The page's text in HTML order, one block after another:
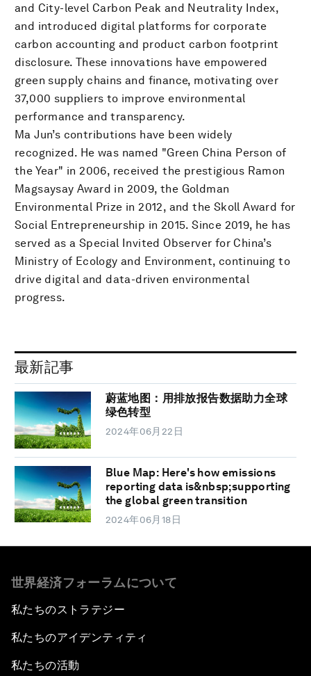
and City-level Carbon Peak and Neutrality Index,
and introduced digital platforms for corporate
carbon accounting and product carbon footprint
disclosure. These innovations have empowered
green supply chains and finance, motivating over
37,000 suppliers to improve environmental
performance and transparency.
Ma Jun’s contributions have been widely
recognized. He was named "Green China Person of
the Year" in 2006, received the prestigious Ramon
Magsaysay Award in 2009, the Goldman
Environmental Prize in 2012, and the Skoll Award for
Social Entrepreneurship in 2015. Since 2019, he has
served as a Special Invited Observer for China’s
Ministry of Ecology and Environment, continuing to
drive digital and data-driven environmental
progress.
最新記事
蔚蓝地图：用排放报告数据助力全球
绿色转型
2024年06月22日
Blue Map: Here's how emissions
reporting data is&nbsp;supporting
the global green transition
2024年06月18日
世界経済フォーラムについて
私たちのストラテジー
私たちのアイデンティティ
私たちの活動